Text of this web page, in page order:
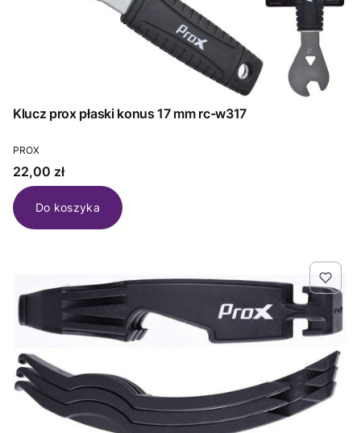
Klucz prox płaski konus 17 mm rc-w317
PRODUCENT
PROX
Cena
22,00 zł
Do koszyka